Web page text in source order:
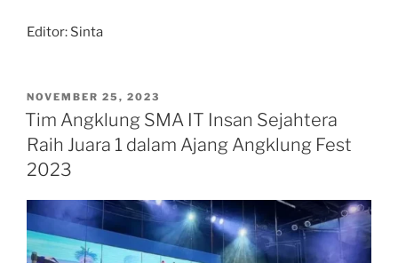
Editor: Sinta
POSTED
ON
NOVEMBER 25, 2023
Tim Angklung SMA IT Insan Sejahtera
Raih Juara 1 dalam Ajang Angklung Fest
2023